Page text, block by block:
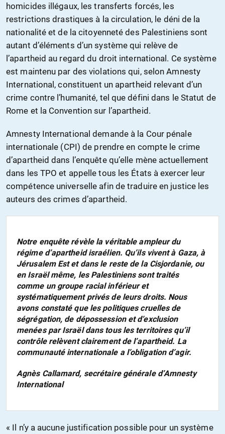
homicides illégaux, les transferts forcés, les
restrictions drastiques à la circulation, le déni de la
nationalité et de la citoyenneté des Palestiniens sont
autant d’éléments d’un système qui relève de
l’apartheid au regard du droit international. Ce système
est maintenu par des violations qui, selon Amnesty
International, constituent un apartheid relevant d’un
crime contre l’humanité, tel que défini dans le Statut de
Rome et la Convention sur l’apartheid.
Amnesty International demande à la Cour pénale
internationale (CPI) de prendre en compte le crime
d’apartheid dans l’enquête qu’elle mène actuellement
dans les TPO et appelle tous les États à exercer leur
compétence universelle afin de traduire en justice les
auteurs des crimes d’apartheid.
Notre enquête révèle la véritable ampleur du
régime d’apartheid israélien. Qu’ils vivent à Gaza, à
Jérusalem Est et dans le reste de la Cisjordanie, ou
en Israël même, les Palestiniens sont traités
comme un groupe racial inférieur et
systématiquement privés de leurs droits. Nous
avons constaté que les politiques cruelles de
ségrégation, de dépossession et d’exclusion
menées par Israël dans tous les territoires qu’il
contrôle relèvent clairement de l’apartheid. La
communauté internationale a l’obligation d’agir.
Agnès Callamard, secrétaire générale d’Amnesty
International
« Il n’y a aucune justification possible pour un système